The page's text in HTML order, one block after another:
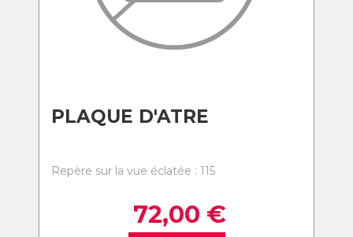
PLAQUE D'ATRE
Repère sur la vue éclatée : 115
72,00 €